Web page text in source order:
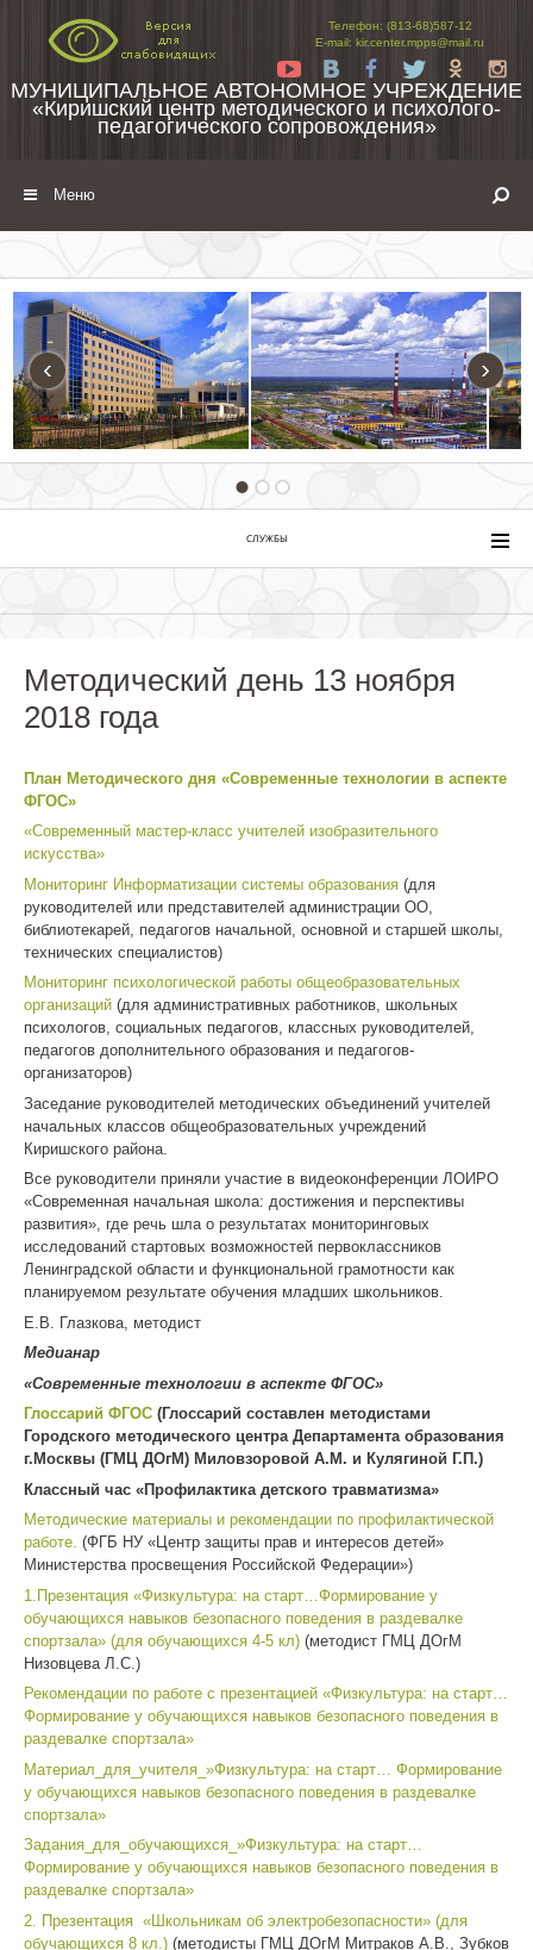
Телефон: (813-68)587-12
E-mail: kir.center.mpps@mail.ru
Yt
Tw
МУНИЦИПАЛЬНОЕ АВТОНОМНОЕ УЧРЕЖДЕНИЕ
«Киришский центр методического и психолого-
педагогического сопровождения»
Меню
‹ ›
СЛУЖБЫ
Методический день 13 ноября
2018 года
План Методического дня «Современные технологии в аспекте
ФГОС»
«Современный мастер-класс учителей изобразительного
искусства»
Мониторинг Информатизации системы образования (для
руководителей или представителей администрации ОО,
библиотекарей, педагогов начальной, основной и старшей школы,
технических специалистов)
Мониторинг психологической работы общеобразовательных
организаций (для административных работников, школьных
психологов, социальных педагогов, классных руководителей,
педагогов дополнительного образования и педагогов-
организаторов)
Заседание руководителей методических объединений учителей
начальных классов общеобразовательных учреждений
Киришского района.
Все руководители приняли участие в видеоконференции ЛОИРО
«Современная начальная школа: достижения и перспективы
развития», где речь шла о результатах мониторинговых
исследований стартовых возможностей первоклассников
Ленинградской области и функциональной грамотности как
планируемом результате обучения младших школьников.
Е.В. Глазкова, методист
Медианар
«Современные технологии в аспекте ФГОС»
Глоссарий ФГОС (Глоссарий составлен методистами
Городского методического центра Департамента образования
г.Москвы (ГМЦ ДОгМ) Миловзоровой А.М. и Кулягиной Г.П.)
Классный час «Профилактика детского травматизма»
Методические материалы и рекомендации по профилактической
работе. (ФГБ НУ «Центр защиты прав и интересов детей»
Министерства просвещения Российской Федерации»)
1.Презентация «Физкультура: на старт…Формирование у
обучающихся навыков безопасного поведения в раздевалке
спортзала» (для обучающихся 4-5 кл) (методист ГМЦ ДОгМ
Низовцева Л.С.)
Рекомендации по работе с презентацией «Физкультура: на старт…
Формирование у обучающихся навыков безопасного поведения в
раздевалке спортзала»
Материал_для_учителя_»Физкультура: на старт… Формирование
у обучающихся навыков безопасного поведения в раздевалке
спортзала»
Задания_для_обучающихся_»Физкультура: на старт…
Формирование у обучающихся навыков безопасного поведения в
раздевалке спортзала»
2. Презентация «Школьникам об электробезопасности» (для
обучающихся 8 кл.) (методисты ГМЦ ДОгМ Митраков А.В., Зубков